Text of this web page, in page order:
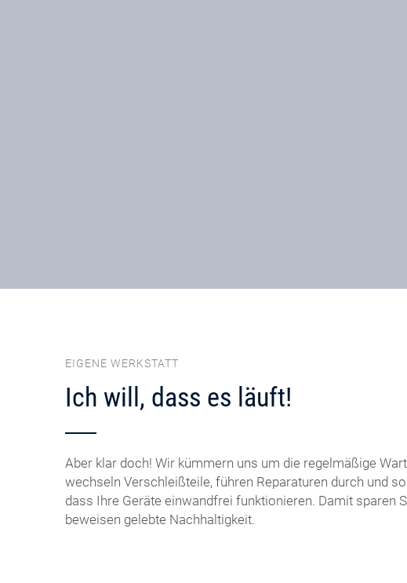
EIGENE WERKSTATT
Ich will, dass es läuft!
Aber klar doch! Wir kümmern uns um die regelmäßige
wechseln Verschleißteile, führen Reparaturen durch und
dass Ihre Geräte einwandfrei funktionieren. Damit sparen
beweisen gelebte Nachhaltigkeit.